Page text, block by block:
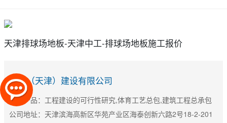
天津排球场地板-天津中工-排球场地板施工报价
中工（天津）建设有限公司
主营产品：工程建设的可行性研究,体育工艺总包,建筑工程总承包
公司地址：天津滨海高新区华苑产业区海泰创新六路2号18-2-201